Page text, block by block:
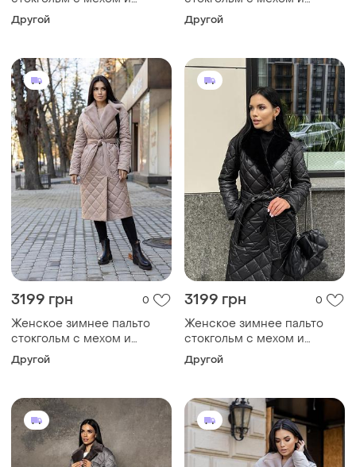
поясом утепленное,
стильное стеганое пальто
латте 42, 4xl
Другой
поясом утепленное,
стильное стеганое пальто
латте 42, l
Другой
3199 грн 0
Женское зимнее пальто
стокгольм с мехом и
поясом утепленное,
стильное стеганое пальто
какао 42, 5xl
Другой
3199 грн 0
Женское зимнее пальто
стокгольм с мехом и
поясом утепленное,
стильное стеганое пальто
черное 42, 5xl
Другой